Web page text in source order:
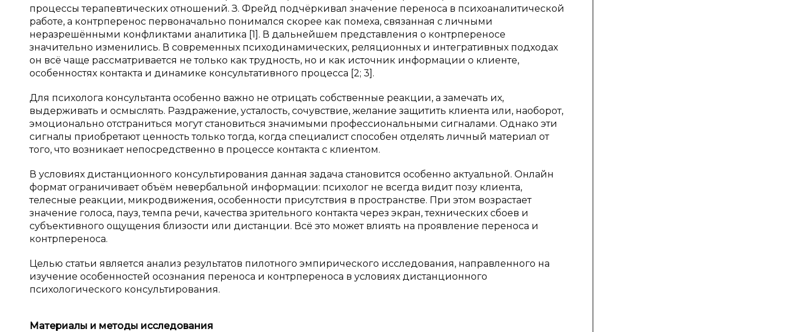
процессы терапевтических отношений. З. Фрейд подчёркивал значение переноса в психоаналитической
работе, а контрперенос первоначально понимался скорее как помеха, связанная с личными
неразрешёнными конфликтами аналитика [1]. В дальнейшем представления о контрпереносе
значительно изменились. В современных психодинамических, реляционных и интегративных подходах
он всё чаще рассматривается не только как трудность, но и как источник информации о клиенте,
особенностях контакта и динамике консультативного процесса [2; 3].
Для психолога консультанта особенно важно не отрицать собственные реакции, а замечать их,
выдерживать и осмыслять. Раздражение, усталость, сочувствие, желание защитить клиента или, наоборот,
эмоционально отстраниться могут становиться значимыми профессиональными сигналами. Однако эти
сигналы приобретают ценность только тогда, когда специалист способен отделять личный материал от
того, что возникает непосредственно в процессе контакта с клиентом.
В условиях дистанционного консультирования данная задача становится особенно актуальной. Онлайн
формат ограничивает объём невербальной информации: психолог не всегда видит позу клиента,
телесные реакции, микродвижения, особенности присутствия в пространстве. При этом возрастает
значение голоса, пауз, темпа речи, качества зрительного контакта через экран, технических сбоев и
субъективного ощущения близости или дистанции. Всё это может влиять на проявление переноса и
контрпереноса.
Целью статьи является анализ результатов пилотного эмпирического исследования, направленного на
изучение особенностей осознания переноса и контрпереноса в условиях дистанционного
психологического консультирования.
Материалы и методы исследования